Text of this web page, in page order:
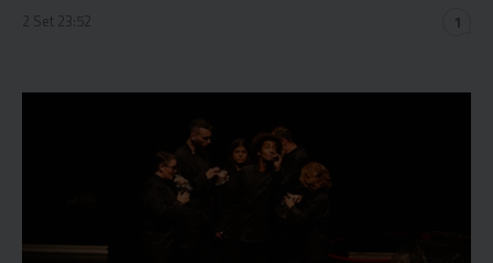
2 Set 23:52 1